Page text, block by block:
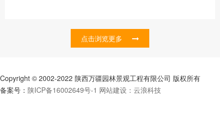
点击浏览更多
Copyright © 2002-2022 陕西万疆园林景观工程有限公司 版权所有
备案号： 陕ICP备16002649号-1 网站建设：云浪科技